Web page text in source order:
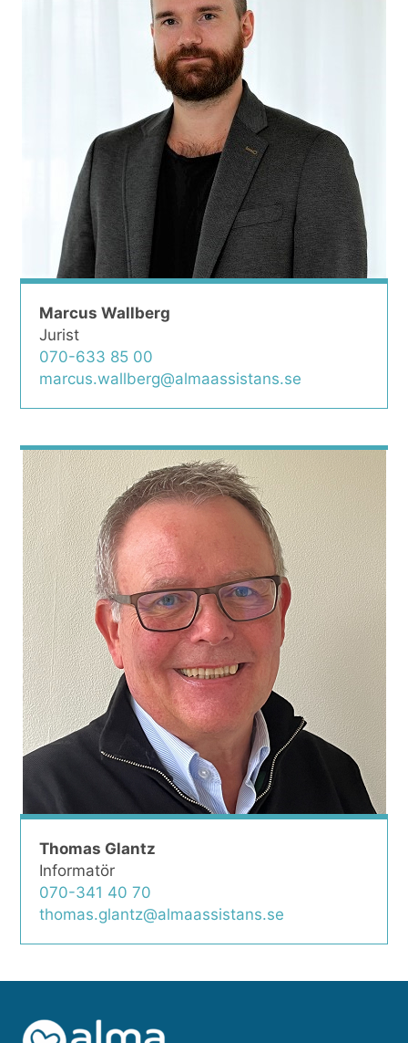
Marcus Wallberg
Jurist
070-633 85 00
marcus.wallberg@almaassistans.se
Thomas Glantz
Informatör
070-341 40 70
thomas.glantz@almaassistans.se